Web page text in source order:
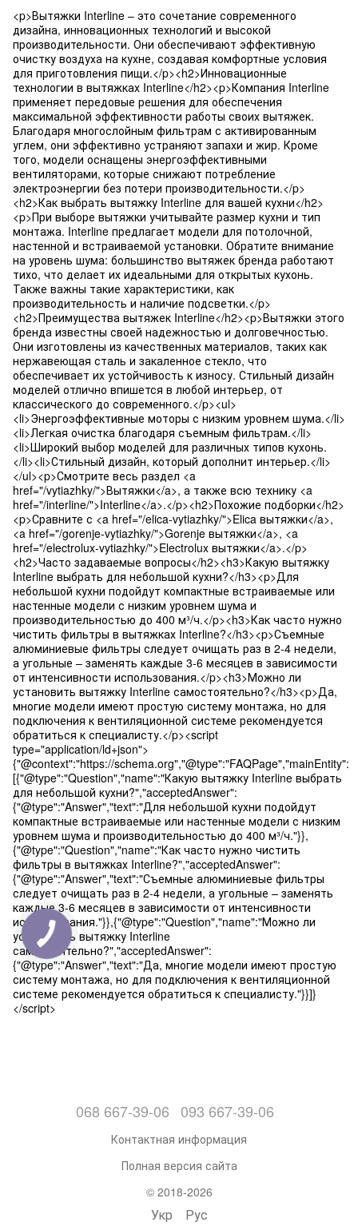
<p>Вытяжки Interline – это сочетание современного
дизайна, инновационных технологий и высокой
производительности. Они обеспечивают эффективную
очистку воздуха на кухне, создавая комфортные условия
для приготовления пищи.</p><h2>Инновационные
технологии в вытяжках Interline</h2><p>Компания Interline
применяет передовые решения для обеспечения
максимальной эффективности работы своих вытяжек.
Благодаря многослойным фильтрам с активированным
углем, они эффективно устраняют запахи и жир. Кроме
того, модели оснащены энергоэффективными
вентиляторами, которые снижают потребление
электроэнергии без потери производительности.</p>
<h2>Как выбрать вытяжку Interline для вашей кухни</h2>
<p>При выборе вытяжки учитывайте размер кухни и тип
монтажа. Interline предлагает модели для потолочной,
настенной и встраиваемой установки. Обратите внимание
на уровень шума: большинство вытяжек бренда работают
тихо, что делает их идеальными для открытых кухонь.
Также важны такие характеристики, как
производительность и наличие подсветки.</p>
<h2>Преимущества вытяжек Interline</h2><p>Вытяжки этого
бренда известны своей надежностью и долговечностью.
Они изготовлены из качественных материалов, таких как
нержавеющая сталь и закаленное стекло, что
обеспечивает их устойчивость к износу. Стильный дизайн
моделей отлично впишется в любой интерьер, от
классического до современного.</p><ul>
<li>Энергоэффективные моторы с низким уровнем шума.</li>
<li>Легкая очистка благодаря съемным фильтрам.</li>
<li>Широкий выбор моделей для различных типов кухонь.
</li><li>Стильный дизайн, который дополнит интерьер.</li>
</ul><p>Смотрите весь раздел <a
href="/vytiazhky/">Вытяжки</a>, а также всю технику <a
href="/interline/">Interline</a>.</p><h2>Похожие подборки</h2>
<p>Сравните с <a href="/elica-vytiazhky/">Elica вытяжки</a>,
<a href="/gorenje-vytiazhky/">Gorenje вытяжки</a>, <a
href="/electrolux-vytiazhky/">Electrolux вытяжки</a>.</p>
<h2>Часто задаваемые вопросы</h2><h3>Какую вытяжку
Interline выбрать для небольшой кухни?</h3><p>Для
небольшой кухни подойдут компактные встраиваемые или
настенные модели с низким уровнем шума и
производительностью до 400 м³/ч.</p><h3>Как часто нужно
чистить фильтры в вытяжках Interline?</h3><p>Съемные
алюминиевые фильтры следует очищать раз в 2-4 недели,
а угольные – заменять каждые 3-6 месяцев в зависимости
от интенсивности использования.</p><h3>Можно ли
установить вытяжку Interline самостоятельно?</h3><p>Да,
многие модели имеют простую систему монтажа, но для
подключения к вентиляционной системе рекомендуется
обратиться к специалисту.</p><script
type="application/ld+json">
{"@context":"https://schema.org","@type":"FAQPage","mainEntity":
[{"@type":"Question","name":"Какую вытяжку Interline выбрать
для небольшой кухни?","acceptedAnswer":
{"@type":"Answer","text":"Для небольшой кухни подойдут
компактные встраиваемые или настенные модели с низким
уровнем шума и производительностью до 400 м³/ч."}},
{"@type":"Question","name":"Как часто нужно чистить
фильтры в вытяжках Interline?","acceptedAnswer":
{"@type":"Answer","text":"Съемные алюминиевые фильтры
следует очищать раз в 2-4 недели, а угольные – заменять
каждые 3-6 месяцев в зависимости от интенсивности
использования."}},{"@type":"Question","name":"Можно ли
установить вытяжку Interline
самостоятельно?","acceptedAnswer":
{"@type":"Answer","text":"Да, многие модели имеют простую
систему монтажа, но для подключения к вентиляционной
системе рекомендуется обратиться к специалисту."}}]}
</script>
068 667-39-06 093 667-39-06
Контактная информация
Полная версия сайта
© 2018-2026
Укр Рус